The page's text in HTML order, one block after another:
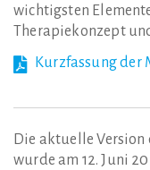
wichtigsten
Therapiekonzept
Kurzfassung der
Die aktuelle Version
wurde am 12. Juni